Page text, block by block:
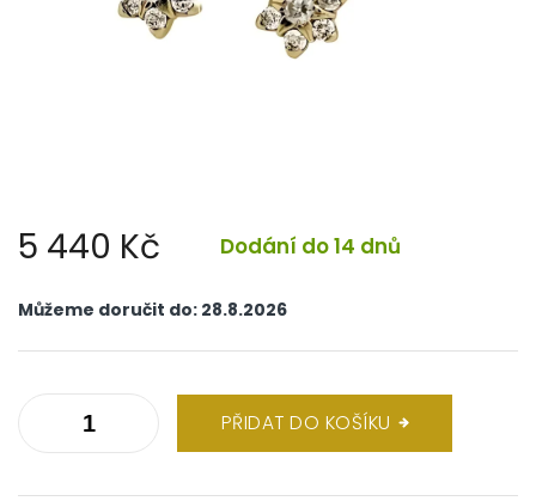
5 440 Kč Dodání do 14 dnů
cena:
Můžeme doručit do: 28.8.2026
PŘIDAT DO KOŠÍKU